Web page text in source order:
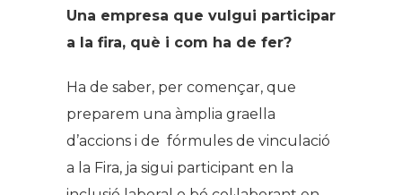
Una empresa que vulgui participar
a la fira, què i com ha de fer?
Ha de saber, per començar, que
preparem una àmplia graella
d’accions i de fórmules de vinculació
a la Fira, ja sigui participant en la